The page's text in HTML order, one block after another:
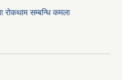
सम्बन्धि कमला